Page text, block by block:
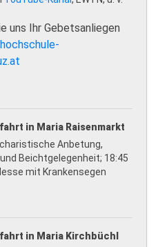
uns Ihr Gebetsanliegen
in Maria Raisenmarkt
Anbetung,
Beichtgelegenheit; 18:45
mit Krankensegen
in Maria Kirchbüchl